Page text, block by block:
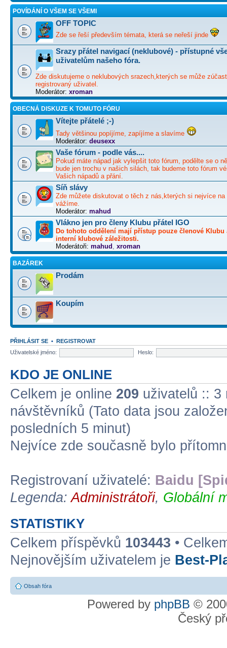
POVÍDÁNÍ O VŠEM SE VŠEMI
OFF TOPIC
Zde se řeší především témata, která se neřeší jinde
Srazy přátel navigací (neklubové) - přístupné
uživatelům našeho fóra.
Zde diskutujeme o neklubových srazech,kterých se může
registrovaný uživatel.
Moderátor: xroman
OBECNÁ DISKUZE K TOMUTO FÓRU
Vítejte přátelé ;-)
Tady většinou popíjíme, zapíjíme a slavíme
Moderátor: deusexx
Vaše fórum - podle vás....
Pokud máte nápad jak vylepšit toto fórum, podělte se o
bude jen trochu v našich silách, tak budeme toto fórum
Vašich nápadů a přání.
Síň slávy
Zde můžete diskutovat o těch z nás,kterých si nejvíce na
vážíme.
Moderátor: mahud
Vlákno jen pro členy Klubu přátel IGO
Do tohoto oddělení mají přístup pouze členové Klubu
interní klubové záležitosti.
Moderátoři: mahud xroman
BAZÁREK
Prodám
Koupím
PŘIHLÁSIT SE • REGISTROVAT
Uživatelské jméno:
Heslo:
KDO JE ONLINE
Celkem je online 209 uživatelů :: 3
návštěvníků (Tato data jsou
posledních 5 minut)
Nejvíce zde současně bylo
Registrovaní uživatelé: Baidu
Legenda:Administrátoři, Globální
STATISTIKY
Celkem příspěvků 103443 •
Nejnovějším uživatelem je Best-
Obsah fóra
Powered by phpBB ©
Český